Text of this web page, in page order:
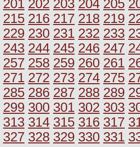
201 202 203 204 205
215 216 217 218 219
229 230 231 232 233
243 244 245 246 247
257 258 259 260 261
271 272 273 274 275
285 286 287 288 289
299 300 301 302 303
313 314 315 316 317
327 328 329 330 331